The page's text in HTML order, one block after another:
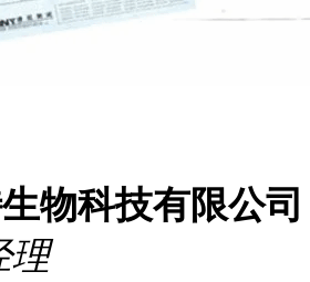
物科技有限公司
理